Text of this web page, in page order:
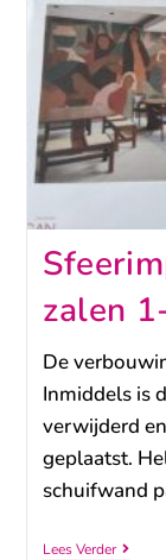
zalen
De
Inmiddels is
verwijderd
geplaatst.
schuifwand
Lees Verder